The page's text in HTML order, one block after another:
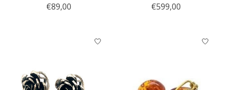
€89,00
€599,00